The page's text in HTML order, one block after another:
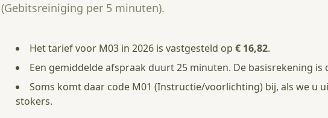
(Gebitsreiniging per 5 minuten).
Het tarief voor M03 in 2026 is vastgesteld op € 16,82.
Een gemiddelde afspraak duurt 25 minuten. De basisrekening is
Soms komt daar code M01 (Instructie/voorlichting) bij, als we u
stokers.